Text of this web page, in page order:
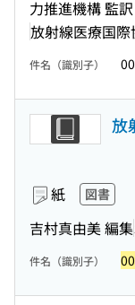
力推進機構 監訳
放射線医療国
件名（識別子）
放
紙 図書
吉村真由美 編集
件名（識別子）